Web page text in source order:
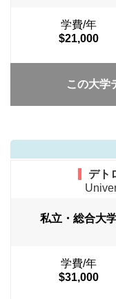
学費/年
$21,000
この大学
デト
私立・総合大
学費/年
$31,000